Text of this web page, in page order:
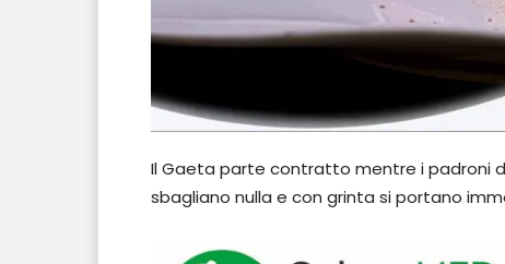
Il Gaeta parte contratto mentre i padroni
sbagliano nulla e con grinta si portano